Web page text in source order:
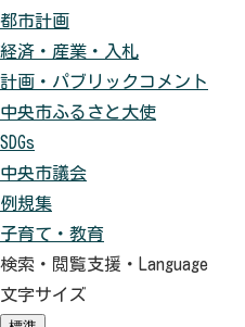
都市計画
経済・産業・入札
計画・パブリックコメント
中央市ふるさと大使
SDGs
中央市議会
例規集
子育て・教育
検索・閲覧支援・
Language
文字サイズ